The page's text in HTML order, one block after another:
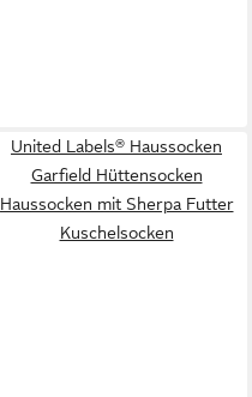
United Labels® Haussocken
Garfield Hüttensocken
Haussocken mit Sherpa Futter
Kuschelsocken